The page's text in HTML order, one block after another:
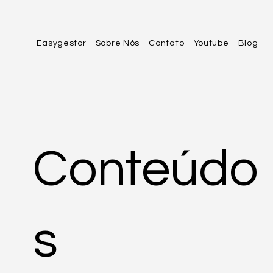
Easygestor Sobre Nós Contato Youtube Blog
Conteúdo
s